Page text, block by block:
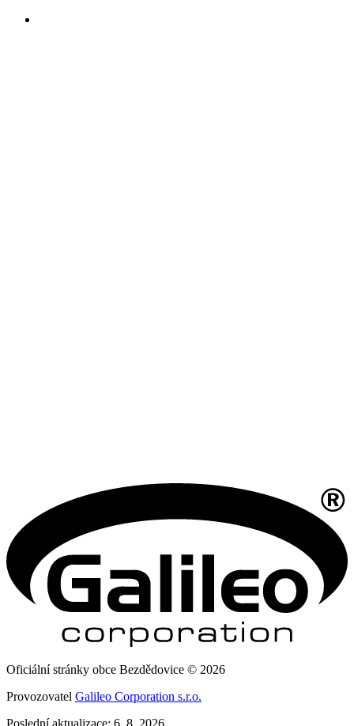
Oficiální stránky obce Bezdědovice © 2026
Provozovatel Galileo Corporation s.r.o.
Poslední aktualizace: 6. 8. 2026